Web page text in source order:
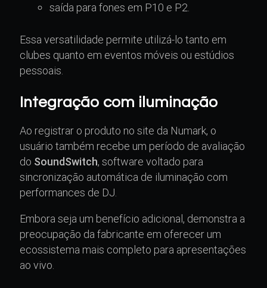
saída para fones em P10 e P2.
Essa versatilidade permite utilizá-lo tanto em
clubes quanto em eventos móveis ou estúdios
pessoais.
Integração com iluminação
Ao registrar o produto no site da Numark, o
usuário também recebe um período de avaliação
do SoundSwitch, software voltado para
sincronização automática de iluminação com
performances de DJ.
Embora seja um benefício adicional, demonstra a
preocupação da fabricante em oferecer um
ecossistema mais completo para apresentações
ao vivo.